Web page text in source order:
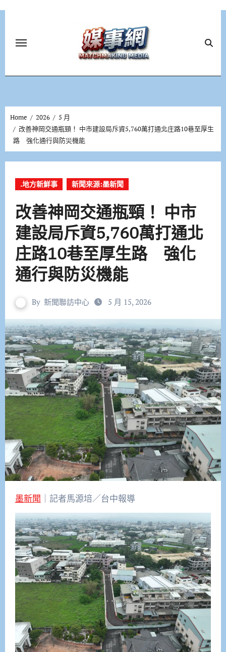
Home 2026
5 月
改善神岡交通瓶頸！ 中市建設局斥資5,760萬打通北庄路10巷至厚生
路 強化通行與防災機能
.地方新鮮事 新聞來源:墨新聞
改善神岡交通瓶頸！ 中市
建設局斥資5,760萬打通北
庄路10巷至厚生路 強化
通行與防災機能
By 新聞聯訪中心 5 月 15, 2026
墨新聞 ｜記者馬源培／台中報導